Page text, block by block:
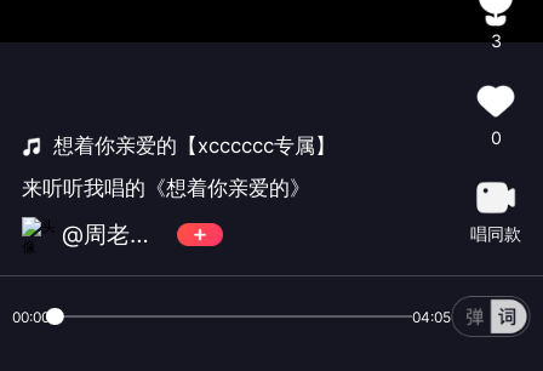
想着你亲爱的【xcccccc专属】
来听听我唱的《想着你亲爱的》
@周老五@
3
0
唱同款
00:00 04:05